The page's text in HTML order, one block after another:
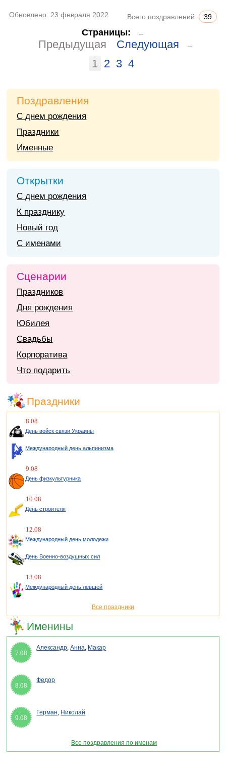
Обновлено: 23 февраля 2022 Всего поздравлений: 39
Страницы: ←
Предыдущая Следующая →
1 2 3 4
Поздравления
С днем рождения
Праздники
Именные
Открытки
С днем рождения
К празднику
Новый год
С именами
Сценарии
Праздников
Дня рождения
Юбилея
Свадьбы
Корпоратива
Что подарить
Праздники
8.08
День войск связи Украины
Международный день альпинизма
9.08
День физкультурника
10.08
День строителя
12.08
Международный день молодежи
День Военно-воздушных сил
13.08
Международный день левшей
Все праздники
Именины
7.08
Александр,Анна, Макар
8.08
Федор
9.08
Герман, Николай
Все поздравления по именам